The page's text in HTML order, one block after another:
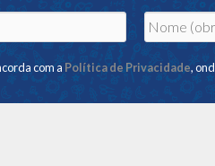
com a Política de Privacidade,